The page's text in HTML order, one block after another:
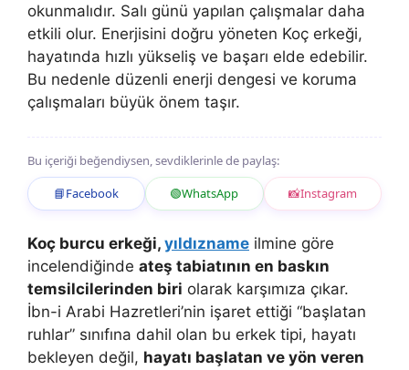
okunmalıdır. Salı günü yapılan çalışmalar daha
etkili olur. Enerjisini doğru yöneten Koç erkeği,
hayatında hızlı yükseliş ve başarı elde edebilir.
Bu nedenle düzenli enerji dengesi ve koruma
çalışmaları büyük önem taşır.
Bu içeriği beğendiysen, sevdiklerinle de paylaş:
📘Facebook 🟢WhatsApp 📸Instagram
Koç burcu erkeği, yıldızname ilmine göre
incelendiğinde ateş tabiatının en baskın
temsilcilerinden biri olarak karşımıza çıkar.
İbn-i Arabi Hazretleri’nin işaret ettiği “başlatan
ruhlar” sınıfına dahil olan bu erkek tipi, hayatı
bekleyen değil, hayatı başlatan ve yön veren